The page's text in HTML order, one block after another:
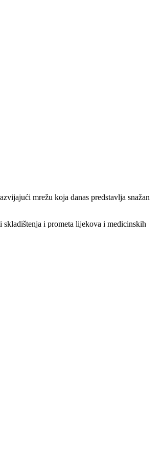
mrežu koja danas predstavlja snažan
skladištenja i prometa lijekova i medicinskih